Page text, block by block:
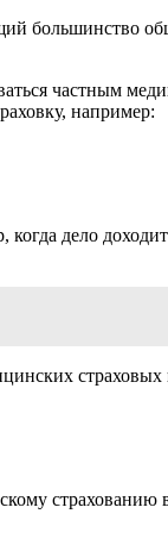
большинство
частным
например:
дело
страхованию